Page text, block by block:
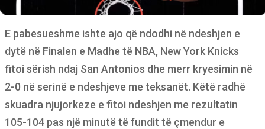
E pabesueshme ishte ajo që ndodhi në ndeshjen e
dytë në Finalen e Madhe të NBA, New York Knicks
fitoi sërish ndaj San Antonios dhe merr kryesimin në
2-0 në serinë e ndeshjeve me teksanët. Këtë radhë
skuadra njujorkeze e fitoi ndeshjen me rezultatin
105-104 pas një minutë të fundit të çmendur e